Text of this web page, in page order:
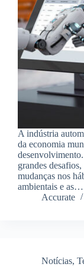
A indústria
da economia
grandes
mudanças nos
ambientais e as…
Accurate
Notícias,